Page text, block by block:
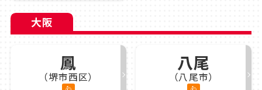
大阪
鳳
（堺市西区）
八尾
（八尾市）